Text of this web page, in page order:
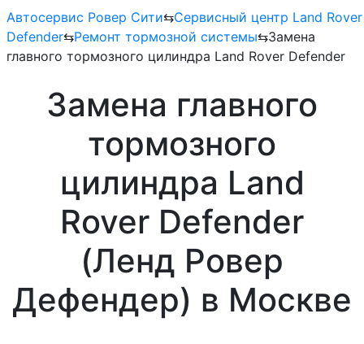
Автосервис Ровер Сити⇆Сервисный центр Land Rover
Defender⇆Ремонт тормозной системы⇆Замена
главного тормозного цилиндра Land Rover Defender
Замена главного
тормозного
цилиндра Land
Rover Defender
(Ленд Ровер
Дефендер) в Москве